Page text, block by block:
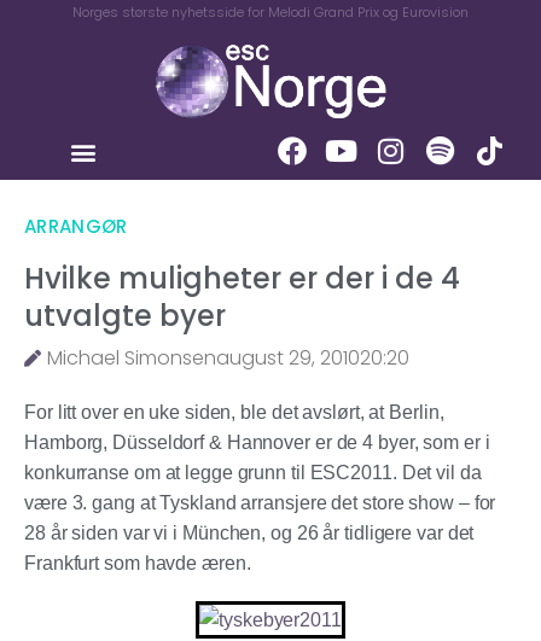
Norges største nyhetsside for Melodi Grand Prix og Eurovision
ARRANGØR
Hvilke muligheter er der i de 4
utvalgte byer
Michael Simonsenaugust 29, 201020:20
For litt over en uke siden, ble det avslørt, at Berlin,
Hamborg, Düsseldorf & Hannover er de 4 byer, som er i
konkurranse om at legge grunn til ESC2011. Det vil da
være 3. gang at Tyskland arransjere det store show – for
28 år siden var vi i München, og 26 år tidligere var det
Frankfurt som havde æren.